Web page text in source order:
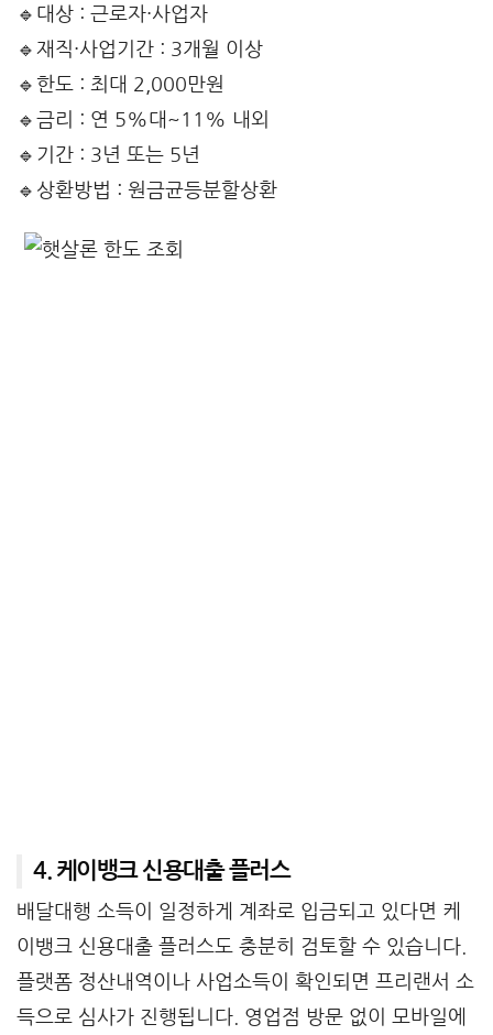
🔹대상 : 근로자·사업자
🔹재직·사업기간 : 3개월 이상
🔹한도 : 최대 2,000만원
🔹금리 : 연 5%대~11% 내외
🔹기간 : 3년 또는 5년
🔹상환방법 : 원금균등분할상환
4. 케이뱅크 신용대출 플러스
배달대행 소득이 일정하게 계좌로 입금되고 있다면 케
이뱅크 신용대출 플러스도 충분히 검토할 수 있습니다.
플랫폼 정산내역이나 사업소득이 확인되면 프리랜서 소
득으로 심사가 진행됩니다. 영업점 방문 없이 모바일에